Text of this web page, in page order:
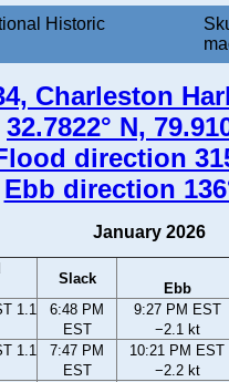
Historic
Charleston
32.7822° N,
direction
Ebb direction
January 2026
Slack
Ebb
1.1
6:48 PM
EST
9:27 PM EST
−2.1 kt
1.1
7:47 PM
EST
10:21 PM EST
−2.2 kt